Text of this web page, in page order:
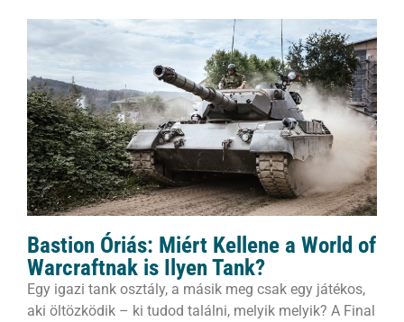
Bastion Óriás: Miért Kellene a World of
Warcraftnak is Ilyen Tank?
Egy igazi tank osztály, a másik meg csak egy játékos,
aki öltözködik – ki tudod találni, melyik melyik? A Final